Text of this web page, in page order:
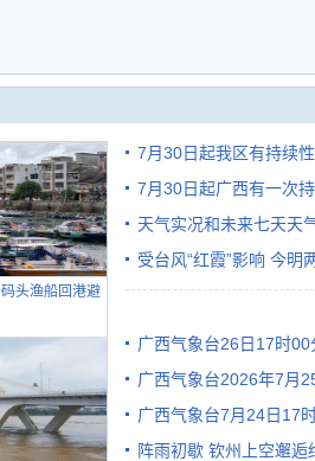
头渔船回港避
7月30日起我区有持续
7月30日起广西有一次
天气实况和未来七天天
受台风“红霞”影响 今明
广西气象台26日17时
广西气象台2026年7月
级预警
广西气象台7月24日17
阵雨初歇 钦州上空邂逅